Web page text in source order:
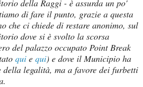
della Raggi - è assurda un po'
di fare il punto, grazie a questa
che ci chiede di restare anonimo, sul
dove si è svolto la scorsa
del palazzo occupato Point Break
qui e qui) e dove il Municipio ha
della legalità, ma a favore dei furbetti